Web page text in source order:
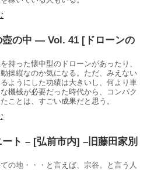
壺の中 — Vol. 41 [ドローンの
持った懐中型のドローンがあったり、
操縦なのか気になる。ただ、みえない
ようにした功績は大きいし、何より車
機械が必要だった時代から、コンパク
ことは、すごい成果だと思う。
ト – [弘前市内] –旧藤田家別
の地・・・と言えば、宗谷。と言う人